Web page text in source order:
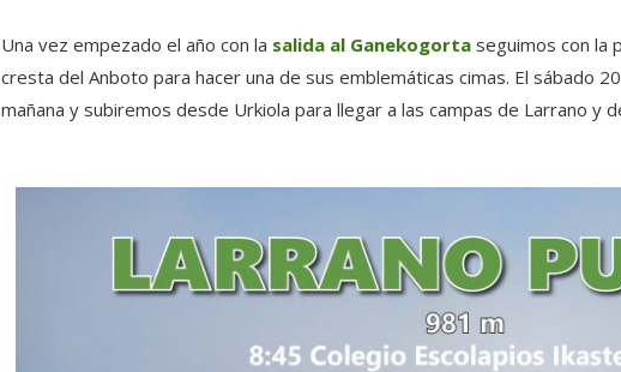
Una vez empezado el año con la salida al Ganekogortaseguimos con la
cresta del Anboto para hacer una de sus emblemáticas cimas. El sábado
mañana y subiremos desde Urkiola para llegar a las campas de Larrano y